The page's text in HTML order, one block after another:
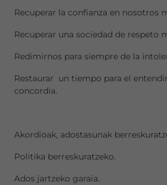
Recuperar la confianza en nosotros
Recuperar una sociedad de respeto
Redimirnos para siempre de la
Restaurar un tiempo para el
concordia.
Akordioak, adostasunak
Politika berreskuratzeko.
Ados jartzeko garaia.